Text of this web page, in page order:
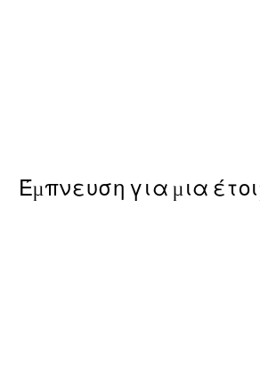
Έμπνευση για μια